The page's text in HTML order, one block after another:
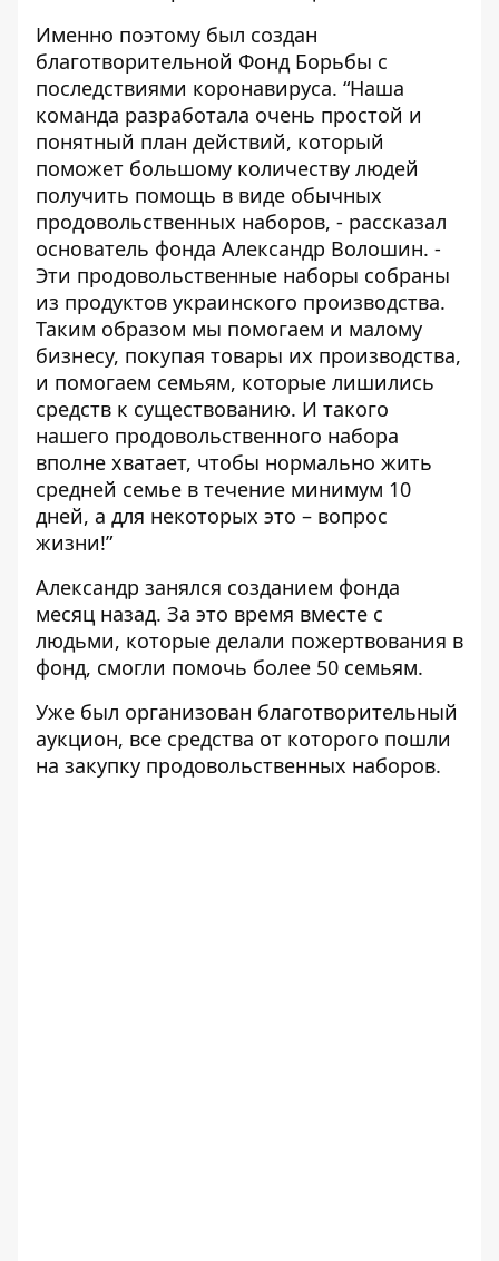
Именно поэтому был создан
благотворительной Фонд Борьбы с
последствиями коронавируса. “Наша
команда разработала очень простой и
понятный план действий, который
поможет большому количеству людей
получить помощь в виде обычных
продовольственных наборов, - рассказал
основатель фонда Александр Волошин. -
Эти продовольственные наборы собраны
из продуктов украинского производства.
Таким образом мы помогаем и малому
бизнесу, покупая товары их производства,
и помогаем семьям, которые лишились
средств к существованию. И такого
нашего продовольственного набора
вполне хватает, чтобы нормально жить
средней семье в течение минимум 10
дней, а для некоторых это – вопрос
жизни!”
Александр занялся созданием фонда
месяц назад. За это время вместе с
людьми, которые делали пожертвования в
фонд, смогли помочь более 50 семьям.
Уже был организован благотворительный
аукцион, все средства от которого пошли
на закупку продовольственных наборов.